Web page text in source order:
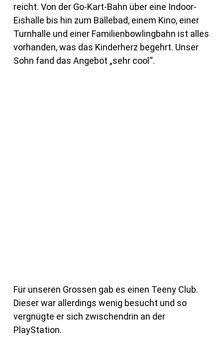
reicht. Von der Go-Kart-Bahn über eine Indoor-
Eishalle bis hin zum Bällebad, einem Kino, einer
Turnhalle und einer Familienbowlingbahn ist alles
vorhanden, was das Kinderherz begehrt. Unser
Sohn fand das Angebot „sehr cool“.
Für unseren Grossen gab es einen Teeny Club.
Dieser war allerdings wenig besucht und so
vergnügte er sich zwischendrin an der
PlayStation.